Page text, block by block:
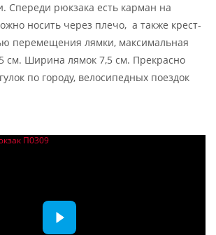
Спереди рюкзака есть карман на
носить через плечо, а также крест-
перемещения лямки, максимальная
см. Ширина лямок 7,5 см. Прекрасно
по городу, велосипедных поездок